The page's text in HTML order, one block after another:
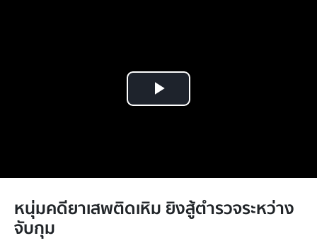
Play
หนุ่มคดียาเสพติดเหิม ยิงสู้ตำรวจระหว่าง
จับกุม